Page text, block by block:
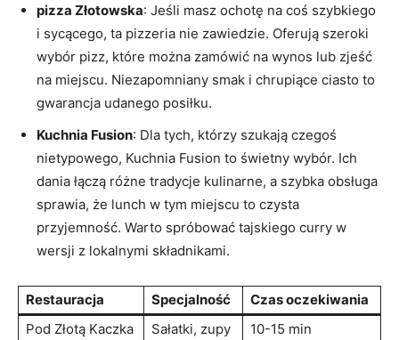
pizza Złotowska: Jeśli masz ochotę na coś szybkiego
i sycącego, ta pizzeria nie zawiedzie. Oferują szeroki
wybór pizz, które można zamówić na wynos lub zjeść
na miejscu. Niezapomniany smak i chrupiące ciasto to
gwarancja udanego posiłku.
Kuchnia Fusion: Dla tych, którzy szukają czegoś
nietypowego, Kuchnia Fusion to świetny wybór. Ich
dania łączą różne tradycje kulinarne, a szybka obsługa
sprawia, że lunch w tym miejscu to czysta
przyjemność. Warto spróbować tajskiego curry w
wersji z lokalnymi składnikami.
Restauracja Specjalność
Czas oczekiwania
Pod Złotą Kaczka
Sałatki, zupy
10-15 min